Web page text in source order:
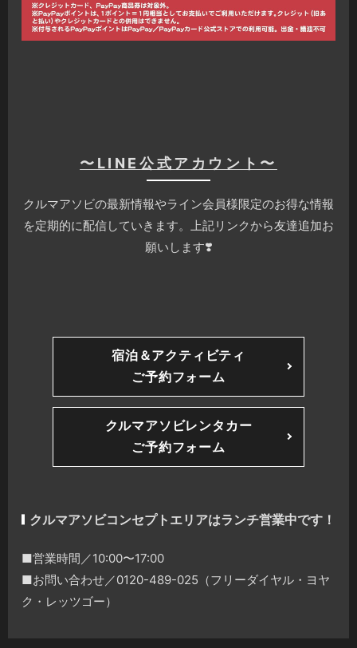
〜LINE公式アカウント〜
クルマアソビの最新情報やライン会員様限定のお得な情報
を定期的に配信していきます。上記リンクから友達追加お
願いします❣️
宿泊＆アクティビティ
ご予約フォーム
クルマアソビレンタカー
ご予約フォーム
クルマアソビコンセプトエリアはランチ営業中です！
■営業時間／10:00〜17:00
■お問い合わせ／0120-489-025（フリーダイヤル・ヨヤ
ク・レッツゴー）